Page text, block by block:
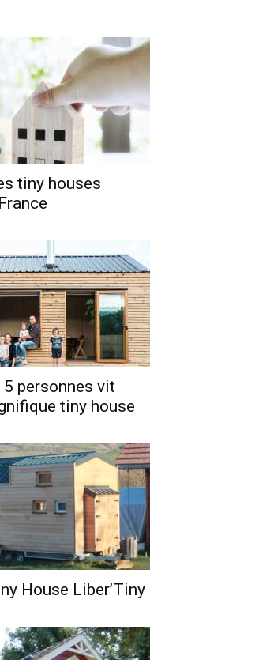
tiny houses
personnes vit
tiny house
House Liber’Tiny